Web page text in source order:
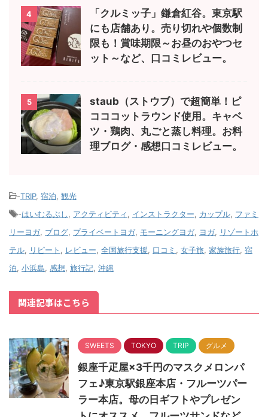
4
「クルミッ子」鎌倉紅谷。東京駅
にも店舗あり。売り切れや個数制
限も！賞味期限～お昼のおやつセ
ット～など、口コミレビュー。
5
staub（ストウブ）で超簡単！ピ
コココットラウンド使用。キャベ
ツ・鶏肉、丸ごと蒸し料理。お料
理ブログ・感想口コミレビュー。
-TRIP, 宿泊, 観光
-はいむるぶし, アクティビティ, インストラクター, カップル, ファミ
リーヨガ, ブログ, プライベートヨガ, モーニングヨガ, ヨガ, リゾートホ
テル, リピート , レビュー, 全国旅行支援, 口コミ , 女子旅, 家族旅行, 宿
泊, 小浜島, 感想, 旅行記, 沖縄
関連記事はこちら
SWEETS TOKYO TRIP グルメ
銀座千疋屋×3千円のマスクメロンパ
フェ♪東京駅銀座本店・フルーツパー
ラー本店。母の日ギフトやプレゼン